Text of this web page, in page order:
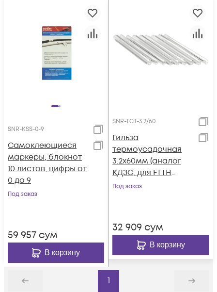
SNR-KSS-0-9
Самоклеющиеся
маркеры, блокнот
10 листов, цифры от
0 до 9
Под заказ
59 957 сум
В корзину
SNR-TCT-3.2/60
Гильза
термоусадочная
3.2х60мм (аналог
КДЗС, для FTTH
кабеля), уп. 50 шт.
Под заказ
32 909 сум
В корзину
Назад
1
Дальше